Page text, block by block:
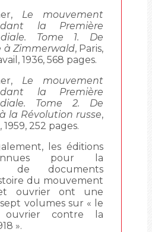
Le mouvement
la Première
Tome 1. De
à Zimmerwald, Paris,
1936, 568 pages.
Le mouvement
la Première
Tome 2. De
la Révolution russe,
252 pages.
les éditions
pour la
de documents
du mouvement
ouvrier ont une
volumes sur « le
ouvrier contre la
».